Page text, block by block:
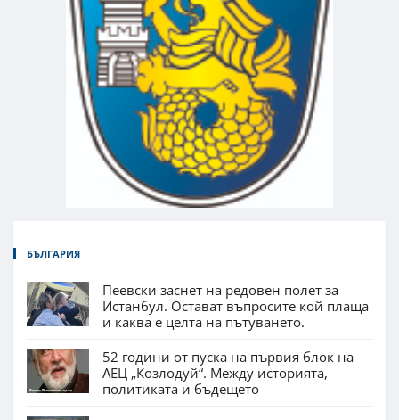
БЪЛГАРИЯ
Пеевски заснет на редовен полет за
Истанбул. Остават въпросите кой плаща
и каква е целта на пътуването.
52 години от пуска на първия блок на
АЕЦ „Козлодуй“. Между историята,
политиката и бъдещето